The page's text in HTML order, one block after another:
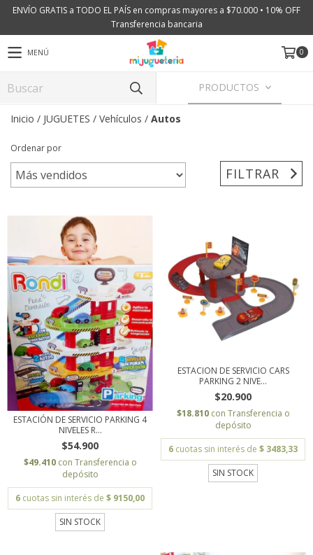
ENVÍO GRATIS a TODO EL PAÍS en compras mayores a $70.000 • 10% OFF
Transferencia bancaria
MENÚ 0
PRODUCTOS
Inicio / JUGUETES / Vehículos / Autos
Ordenar por
FILTRAR
ESTACIÓN DE SERVICIO PARKING 4
NIVELES R...
$54.900
$49.410 con Transferencia o
depósito
6 cuotas sin interés de $ 9150,00
SIN STOCK
ESTACION DE SERVICIO CARS
PARKING 2 NIVE...
$20.900
$18.810 con Transferencia o
depósito
6 cuotas sin interés de $ 3483,33
SIN STOCK